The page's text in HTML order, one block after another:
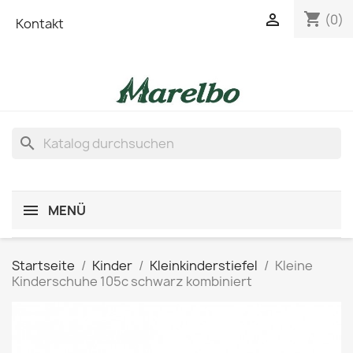
Kontakt shopping_cart (0)

search
MENÜ
Startseite Kinder Kleinkinderstiefel
Kleine
Kinderschuhe 105c schwarz kombiniert